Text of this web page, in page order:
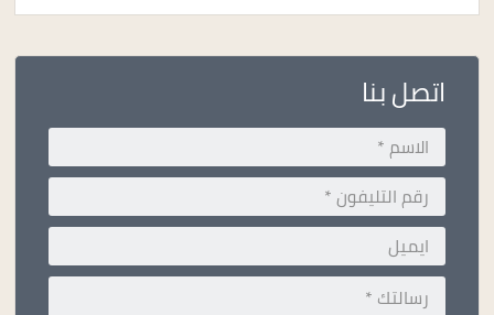
اتصل بنا